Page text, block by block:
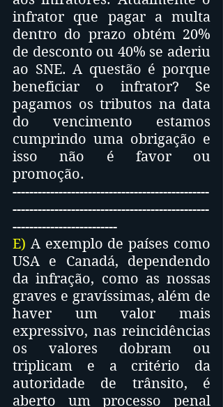
infrator que pagar a multa
dentro do prazo obtém 20%
de desconto ou 40% se aderiu
ao SNE. A questão é porque
beneficiar o infrator? Se
pagamos os tributos na data
do vencimento estamos
cumprindo uma obrigação e
isso não é favor ou
promoção.
-----------------------------------------------
-----------------------------------------------
-------------------------
E) A exemplo de países como
USA e Canadá, dependendo
da infração, como as nossas
graves e gravíssimas, além de
haver um valor mais
expressivo, nas reincidências
os valores dobram ou
triplicam e a critério da
autoridade de trânsito, é
aberto um processo penal